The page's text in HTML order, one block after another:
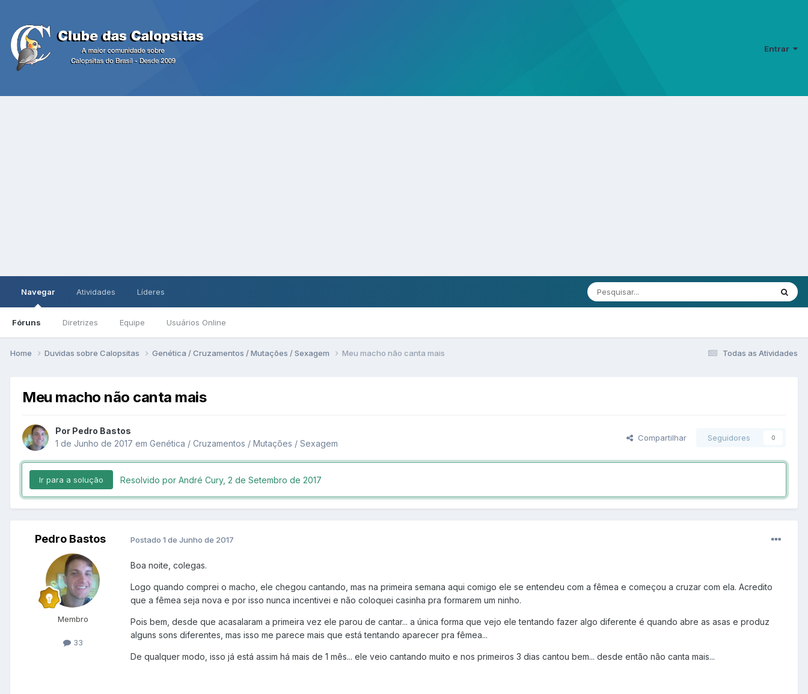
Entrar
Navegar
Fóruns Diretrizes Equipe Usuários Online
Atividades Líderes
Todas as Atividades
Home Duvidas sobre Calopsitas Genética / Cruzamentos / Mutações / Sexagem Meu macho não canta mais
Meu macho não canta mais
Por Pedro Bastos
1 de Junho de 2017 em Genética / Cruzamentos / Mutações / Sexagem
Compartilhar Seguidores 0
Ir para a solução Resolvido por André Cury, 2 de Setembro de 2017
Pedro Bastos
Membro
33
Postado 1 de Junho de 2017
Boa noite, colegas.
Logo quando comprei o macho, ele chegou cantando, mas na primeira semana aqui comigo ele se entendeu com a fêmea e começou a cruzar com ela. Acredito
que a fêmea seja nova e por isso nunca incentivei e não coloquei casinha pra formarem um ninho.
Pois bem, desde que acasalaram a primeira vez ele parou de cantar... a única forma que vejo ele tentando fazer algo diferente é quando abre as asas e produz
alguns sons diferentes, mas isso me parece mais que está tentando aparecer pra fêmea...
De qualquer modo, isso já está assim há mais de 1 mês... ele veio cantando muito e nos primeiros 3 dias cantou bem... desde então não canta mais...